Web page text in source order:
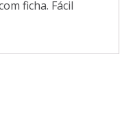
ficha. Fácil